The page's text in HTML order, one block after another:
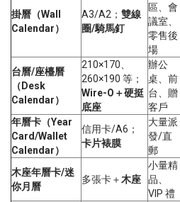
掛曆（Wall
Calendar）
A3/A2； 雙線
圈/騎馬釘
區、會
議室、
零售後
場
台曆/座檯曆
（Desk
Calendar）
210×170、
260×190 等；
Wire-O＋硬挺
底座
辦公
桌、前
台、贈
客戶
年曆卡（Year
Card/Wallet
Calendar）
信用卡/A6；
卡片裱膜
大量派
發/直
郵
木座年曆卡/迷
你月曆
多張卡＋木座
小量精
品、
VIP 禮